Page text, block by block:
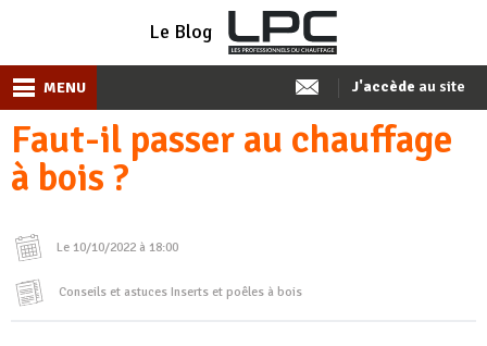
Le Blog
MENU J'accède au site
Faut-il passer au chauffage
à bois ?
Le 10/10/2022 à 18:00
Conseils et astuces Inserts et poêles à bois